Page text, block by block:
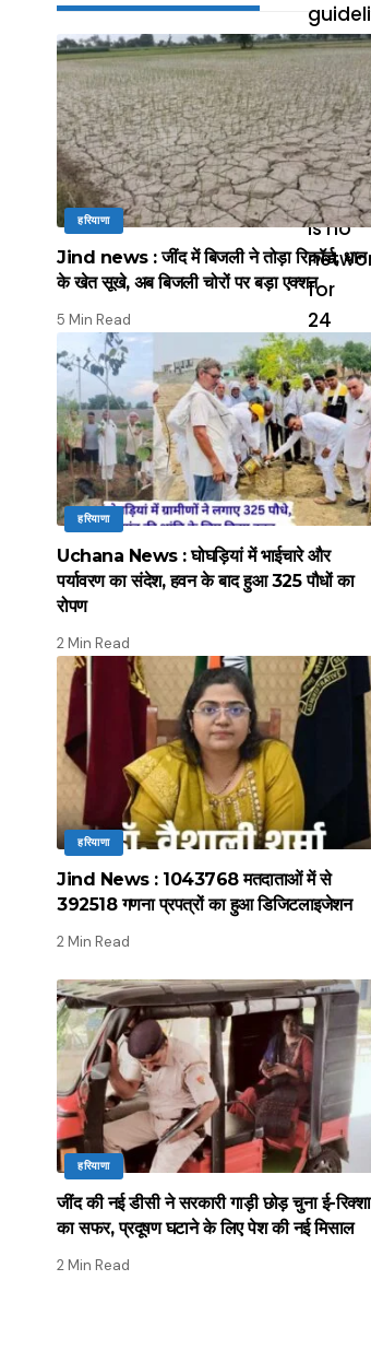
हरियाणा
Jind news : जींद में बिजली ने तोड़ा रिकॉर्ड, धान
के खेत सूखे, अब बिजली चोरों पर बड़ा एक्शन
5 Min Read
हरियाणा
Uchana News : घोघड़ियां में भाईचारे और
पर्यावरण का संदेश, हवन के बाद हुआ 325 पौधों का
रोपण
2 Min Read
हरियाणा
Jind News : 1043768 मतदाताओं में से
392518 गणना प्रपत्रों का हुआ डिजिटलाइजेशन
2 Min Read
हरियाणा
जींद की नई डीसी ने सरकारी गाड़ी छोड़ चुना ई-रिक्शा
का सफर, प्रदूषण घटाने के लिए पेश की नई मिसाल
2 Min Read